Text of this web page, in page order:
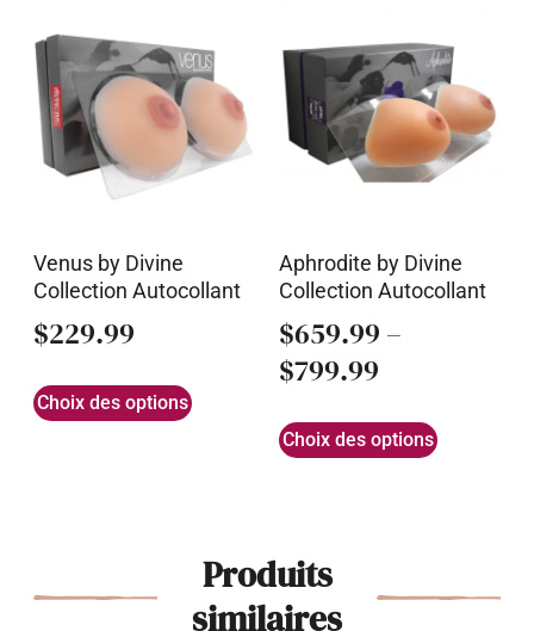
Venus by Divine
Collection Autocollant
$229.99
Choix des options
Aphrodite by Divine
Collection Autocollant
$659.99 –
$799.99
Choix des options
Produits
similaires